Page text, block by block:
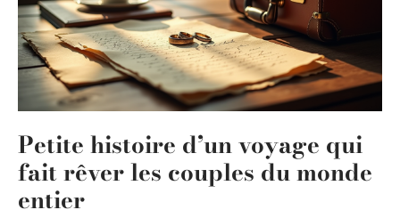
Petite histoire d’un voyage qui
fait rêver les couples du monde
entier